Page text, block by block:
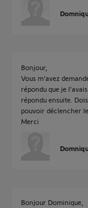
Bonjour,
Vous m’avez
répondu que je
répondu ensuite.
pouvoir déclencher
Merci
Bonjour Dominique,